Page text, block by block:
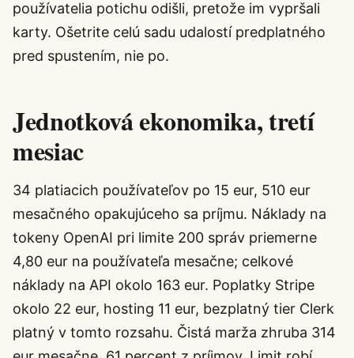
používatelia potichu odišli, pretože im vypršali
karty. Ošetrite celú sadu udalostí predplatného
pred spustením, nie po.
Jednotková ekonomika, tretí
mesiac
34 platiacich používateľov po 15 eur, 510 eur
mesačného opakujúceho sa príjmu. Náklady na
tokeny OpenAI pri limite 200 správ priemerne
4,80 eur na používateľa mesačne; celkové
náklady na API okolo 163 eur. Poplatky Stripe
okolo 22 eur, hosting 11 eur, bezplatný tier Clerk
platný v tomto rozsahu. Čistá marža zhruba 314